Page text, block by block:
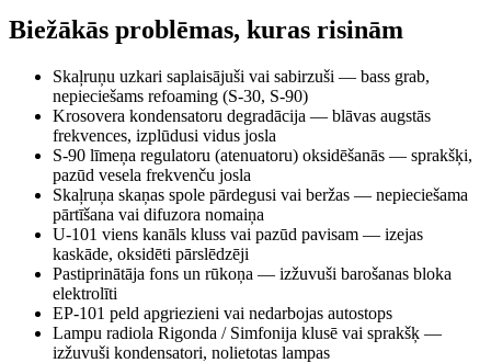
Biežākās problēmas, kuras risinām
Skaļruņu uzkari saplaisājuši vai sabirzuši — bass grab,
nepieciešams refoaming (S-30, S-90)
Krosovera kondensatoru degradācija — blāvas augstās
frekvences, izplūdusi vidus josla
S-90 līmeņa regulatoru (atenuatoru) oksidēšanās — sprakšķi,
pazūd vesela frekvenču josla
Skaļruņa skaņas spole pārdegusi vai beržas — nepieciešama
pārtīšana vai difuzora nomaiņa
U-101 viens kanāls kluss vai pazūd pavisam — izejas
kaskāde, oksidēti pārslēdzēji
Pastiprinātāja fons un rūkoņa — izžuvuši barošanas bloka
elektrolīti
EP-101 peld apgriezieni vai nedarbojas autostops
Lampu radiola Rigonda / Simfonija klusē vai sprakšķ —
izžuvuši kondensatori, nolietotas lampas